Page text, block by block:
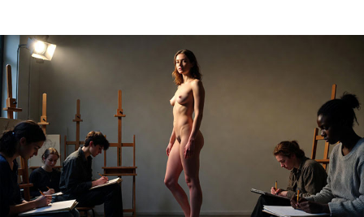
Momente
auslösen